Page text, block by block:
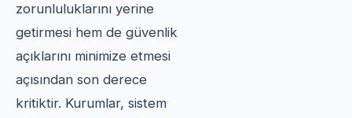
zorunluluklarını yerine
getirmesi hem de güvenlik
açıklarını minimize etmesi
açısından son derece
kritiktir. Kurumlar, sistem